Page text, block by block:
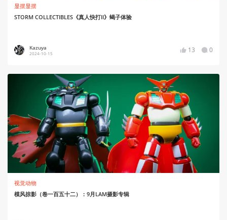
显摆显摆
STORM COLLECTIBLES《真人快打II》蝎子体验
Kazuya
2024-10-15 13 0
视觉动物
模风掠影（卷一百五十二）：9月LAM摄影专辑